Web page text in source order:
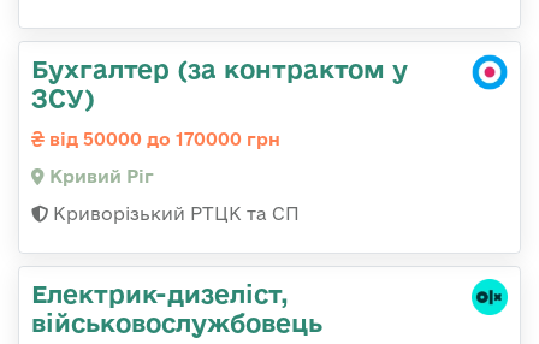
Бухгалтер (за контрактом у
ЗСУ)
від 50000 до 170000 грн
Кривий Ріг
Криворізький РТЦК та СП
Електрик-дизеліст,
військовослужбовець